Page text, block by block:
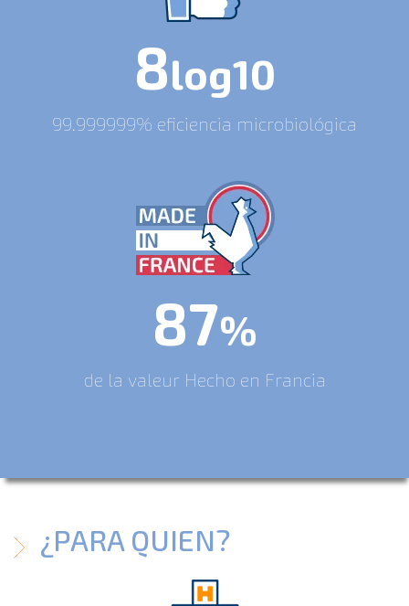
8log10
99 .999999% eficiencia microbiológica
87%
de la valeur Hecho en Francia
¿PARA QUIEN?